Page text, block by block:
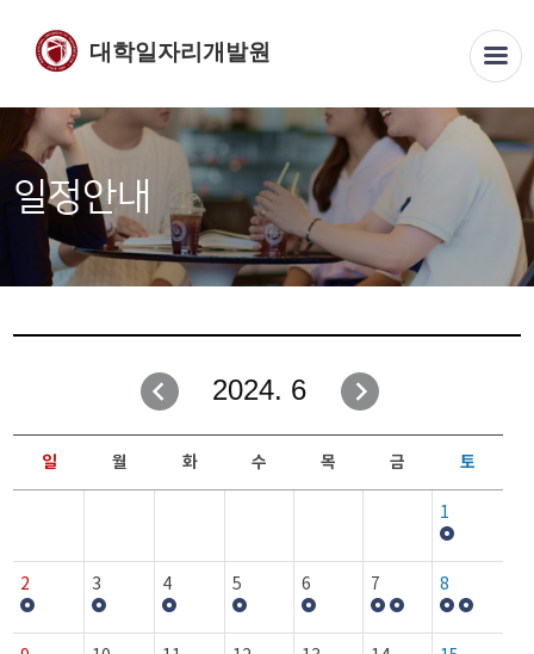
대학일자리개발원
일정안내
2024. 6
일 월 화 수 목 금 토
1
2 3 4 5 6 7 8